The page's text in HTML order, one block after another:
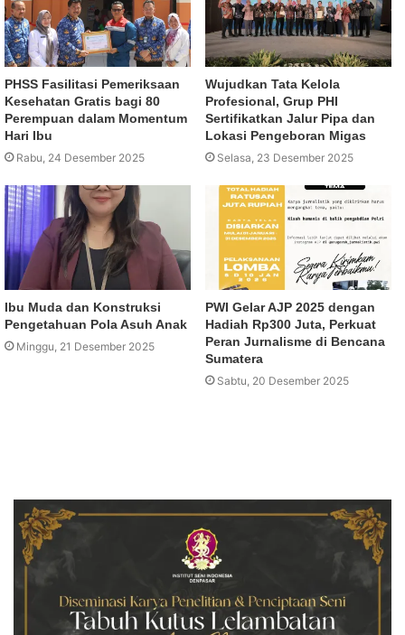
PHSS Fasilitasi Pemeriksaan
Kesehatan Gratis bagi 80
Perempuan dalam Momentum
Hari Ibu
Rabu, 24 Desember 2025
Wujudkan Tata Kelola
Profesional, Grup PHI
Sertifikatkan Jalur Pipa dan
Lokasi Pengeboran Migas
Selasa, 23 Desember 2025
Ibu Muda dan Konstruksi
Pengetahuan Pola Asuh Anak
Minggu, 21 Desember 2025
PWI Gelar AJP 2025 dengan
Hadiah Rp300 Juta, Perkuat
Peran Jurnalisme di Bencana
Sumatera
Sabtu, 20 Desember 2025